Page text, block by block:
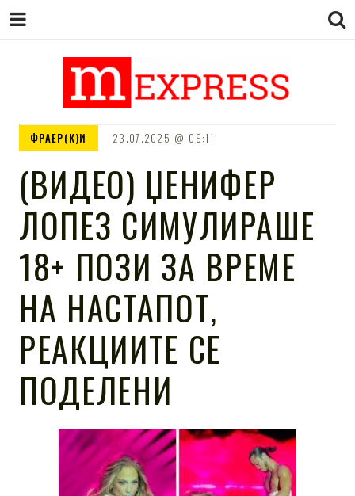
M EXPRESS
ФРАЕР(К)И 23.07.2025 09:11
(ВИДЕО) ЏЕНИФЕР
ЛОПЕЗ СИМУЛИРАШЕ
18+ ПОЗИ ЗА ВРЕМЕ
НА НАСТАПОТ,
РЕАКЦИИТЕ СЕ
ПОДЕЛЕНИ